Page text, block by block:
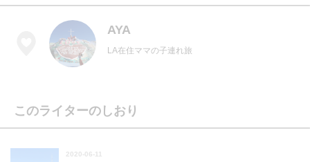
AYA
LA在住ママの子連れ旅
このライターのしおり
2020-06-11